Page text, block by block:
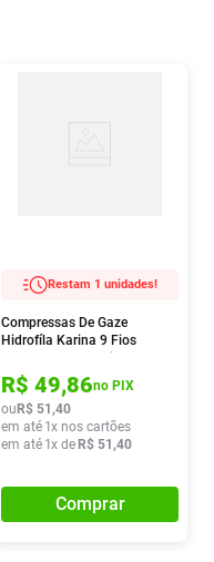
Restam 1 unidades!
Compressas De Gaze
Hidrofíla Karina 9 Fios
R$ 49,86no PIX
ou R$ 51 ,40
em até 1x nos cartões
em até 1x de R$ 51 ,40
Comprar